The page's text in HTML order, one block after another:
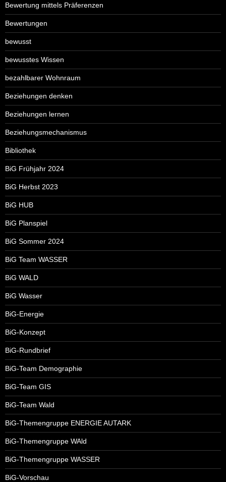
Bewertung mittels Präferenzen
Bewertungen
bewusst
bewusstes Wissen
bezahlbarer Wohnraum
Beziehungen denken
Beziehungen lernen
Beziehungsmechanismus
Bibliothek
BiG Frühjahr 2024
BiG Herbst 2023
BiG HUB
BiG Planspiel
BiG Sommer 2024
BiG Team WASSER
BiG WALD
BiG Wasser
BiG-Energie
BiG-Konzept
BiG-Rundbrief
BiG-Team Demographie
BiG-Team GIS
BiG-Team Wald
BiG-Themengruppe ENERGIE AUTARK
BiG-Themengruppe WAld
BiG-Themengruppe WASSER
BiG-Vorschau